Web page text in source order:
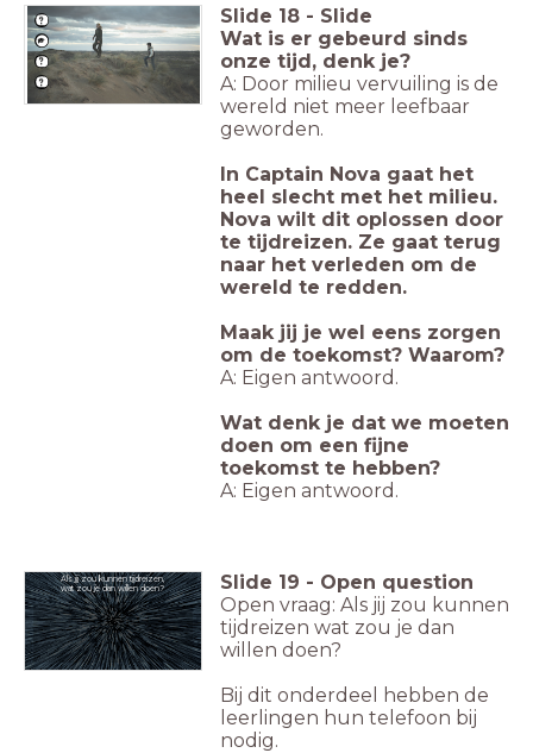
Slide 18 - Slide
Wat is er gebeurd sinds
onze tijd, denk je?
A: Door milieu vervuiling is de
wereld niet meer leefbaar
geworden.
In Captain Nova gaat het
heel slecht met het milieu.
Nova wilt dit oplossen door
te tijdreizen. Ze gaat terug
naar het verleden om de
wereld te redden.
Maak jij je wel eens zorgen
om de toekomst? Waarom?
A: Eigen antwoord.
Wat denk je dat we moeten
doen om een fijne
toekomst te hebben?
A: Eigen antwoord.
Als jij zou kunnen tijdreizen,
wat zou je dan willen doen?
Slide 19 - Open question
Open vraag: Als jij zou kunnen
tijdreizen wat zou je dan
willen doen?
Bij dit onderdeel hebben de
leerlingen hun telefoon bij
nodig.